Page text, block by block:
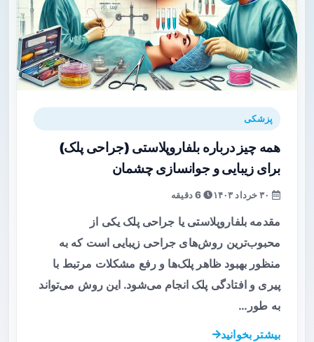
پزشکی
همه چیز درباره بلفاروپلاستی (جراحی پلک)
برای زیبایی و جوانسازی چشمان
6 دقیقه
مقدمه بلفاروپلاستی یا جراحی پلک یکی از
محبوب‌ترین روش‌های جراحی زیبایی است که به
منظور بهبود ظاهر پلک‌ها و رفع مشکلات مرتبط با
پیری و افتادگی پلک انجام می‌شود. این روش می‌تواند
به طور…
بیشتر بخوانید